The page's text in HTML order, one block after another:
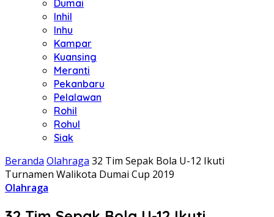
Dumai
Inhil
Inhu
Kampar
Kuansing
Meranti
Pekanbaru
Pelalawan
Rohil
Rohul
Siak
Beranda Olahraga 32 Tim Sepak Bola U-12 Ikuti
Turnamen Walikota Dumai Cup 2019
Olahraga